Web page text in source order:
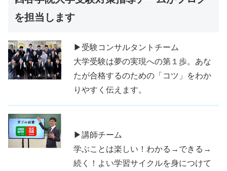
を担当します
▶受験コンサルタントチーム
大学受験は夢の実現への第１歩。あな
たが合格するのための「コツ」をわか
りやすく伝えます。
▶講師チーム
学ぶことは楽しい！わかる→できる→
続く！よい学習サイクルを身につけて